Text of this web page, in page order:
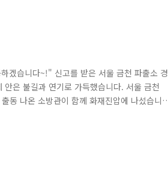
겠습니다~!" 신고를 받은 서울 금천 파출소 경
은 불길과 연기로 가득했습니다. 서울 금천
동 나온 소방관이 함께 화재진압에 나섰습니
깨어 엉금엉금 기어내려오고 있는 집주인을
게 다치진 않았네요. (천만 다행입니다..) 자..